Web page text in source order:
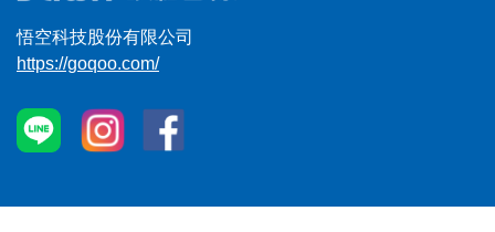
悟空科技股份有限公司
https://goqoo.com/